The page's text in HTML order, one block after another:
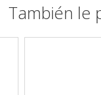
También le